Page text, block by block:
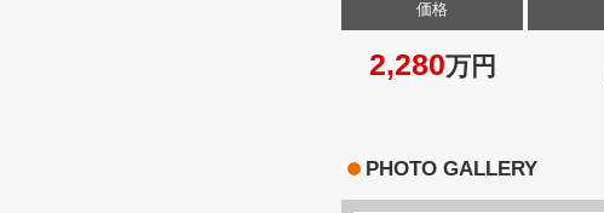
価格
2,280万円
PHOTO GALLERY